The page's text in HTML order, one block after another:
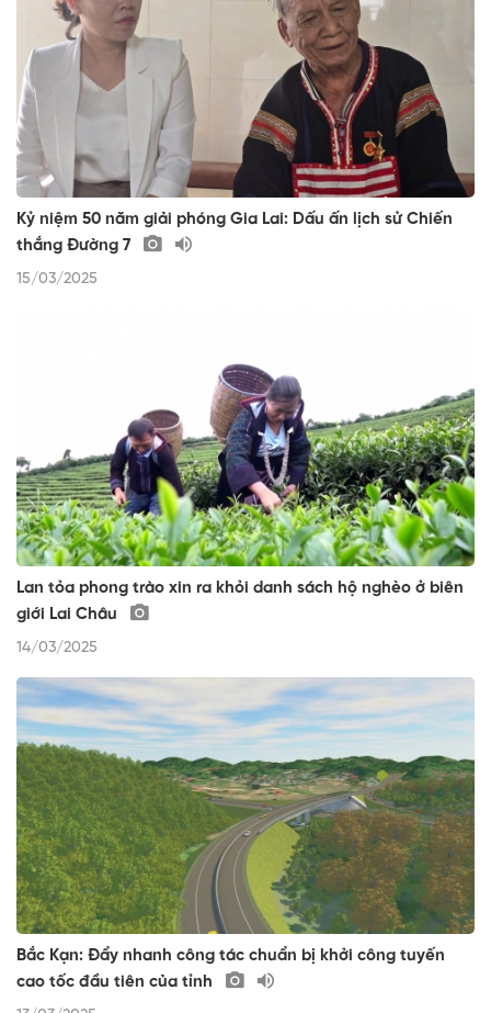
Kỷ niệm 50 năm giải phóng Gia Lai: Dấu ấn lịch sử Chiến
thắng Đường 7
15/03/2025
Lan tỏa phong trào xin ra khỏi danh sách hộ nghèo ở biên
giới Lai Châu
14/03/2025
Bắc Kạn: Đẩy nhanh công tác chuẩn bị khởi công tuyến
cao tốc đầu tiên của tỉnh